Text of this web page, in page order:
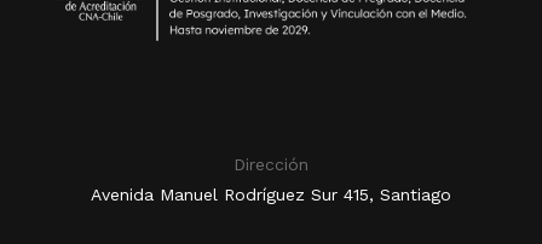
Dirección
Avenida Manuel Rodríguez Sur 415, Santiago